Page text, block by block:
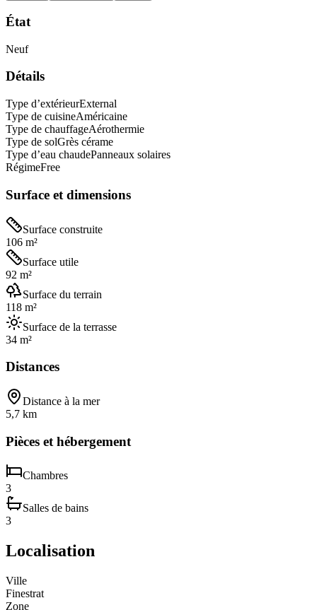
État
Neuf
Détails
Type d’extérieurExternal
Type de cuisineAméricaine
Type de chauffageAérothermie
Type de solGrès cérame
Type d’eau chaudePanneaux solaires
RégimeFree
Surface et dimensions
Surface construite
106 m²
Surface utile
92 m²
Surface du terrain
118 m²
Surface de la terrasse
34 m²
Distances
Distance à la mer
5,7 km
Pièces et hébergement
Chambres
3
Salles de bains
3
Localisation
Ville
Finestrat
Zone